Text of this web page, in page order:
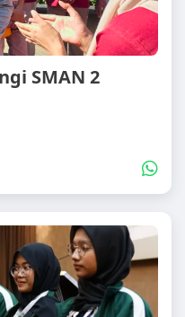
SMAN 2